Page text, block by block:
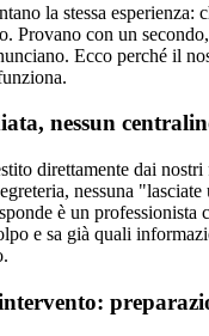
la stessa esperienza:
Provano con un
Ecco perché il
nessun
direttamente dai nostri
nessuna
è un professionista
e sa già quali